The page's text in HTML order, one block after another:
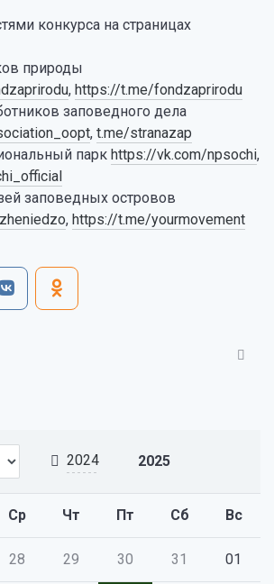
2024 2025
Ср Чт Пт Сб Вс
28 29 30 31 01
конкурса на страницах
природы
, https://t.me/fondzaprirodu
заповедного дела
, t.me/stranazap
парк https://vk.com/npsochi,
заповедных островов
, https://t.me/yourmovement